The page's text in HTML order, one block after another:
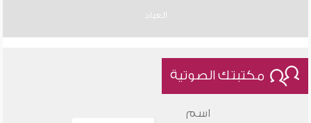
العباد
مكتبتك الصوتية
اسم